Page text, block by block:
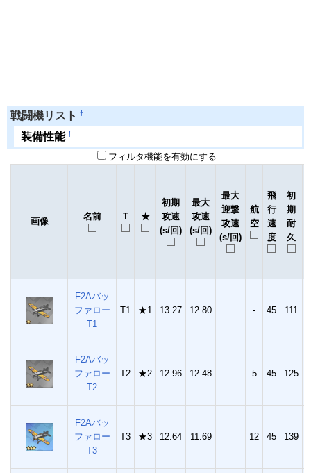
戦闘機リスト †
装備性能 †
フィルタ機能を有効にする
画像 名前 T ★
初期
攻速
(s/回)
最大
攻速
(s/回)
最大
迎撃
攻速
(s/回)
航
空
飛
行
速
度
初
期
耐
久
F2Aバッ
ファロー
T1
T1 ★1 13.27 12.80 - 45 111
F2Aバッ
ファロー
T2
T2 ★2 12.96 12.48 5 45 125
F2Aバッ
ファロー
T3
T3 ★3 12.64 11.69 12 45 139